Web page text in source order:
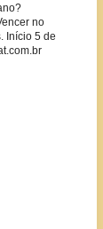
no
Início 5 de